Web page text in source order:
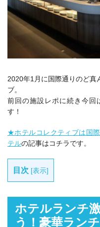
2020年1月に国際通りのど真
ブ。
前回の施設レポに続き今回
す！
★ホテルコレクティブは国
テルの記事はコチラです。
目次 [表示]
ホテルランチ
う！豪華ラン